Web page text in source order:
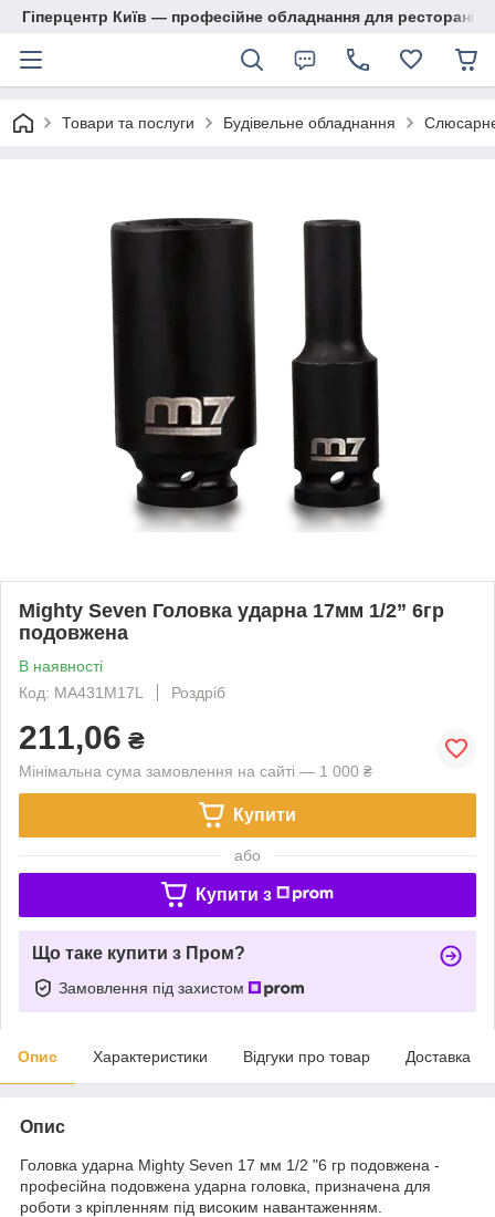
Гіперцентр Київ — професійне обладнання для ресторанів,
Товари та послуги Будівельне обладнання
Mighty Seven Головка ударна 17мм 1/2” 6гр
подовжена
В наявності
Код: MA431M17L
Роздріб
211,06 ₴
Мінімальна сума замовлення на сайті — 1 000 ₴
Купити
або
Купити з
Що таке купити з Пром?
Замовлення під захистом
Опис Характеристики Відгуки про товар Доставка
Опис
Головка ударна Mighty Seven 17 мм 1/2 "6 гр подовжена -
професійна подовжена ударна головка, призначена для
роботи з кріпленням під високим навантаженням.